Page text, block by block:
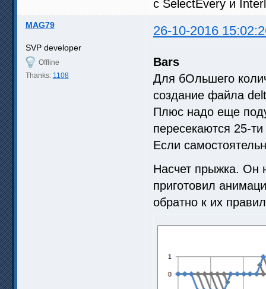
с SelectEvery и
MAG79 26-10-2016
SVP developer
Offline
Thanks: 1108
Bars
Для бОльшего
создание файла
Плюс надо еще
пересекаются 25-
Если
Насчет прыжка.
приготовил
обратно к их